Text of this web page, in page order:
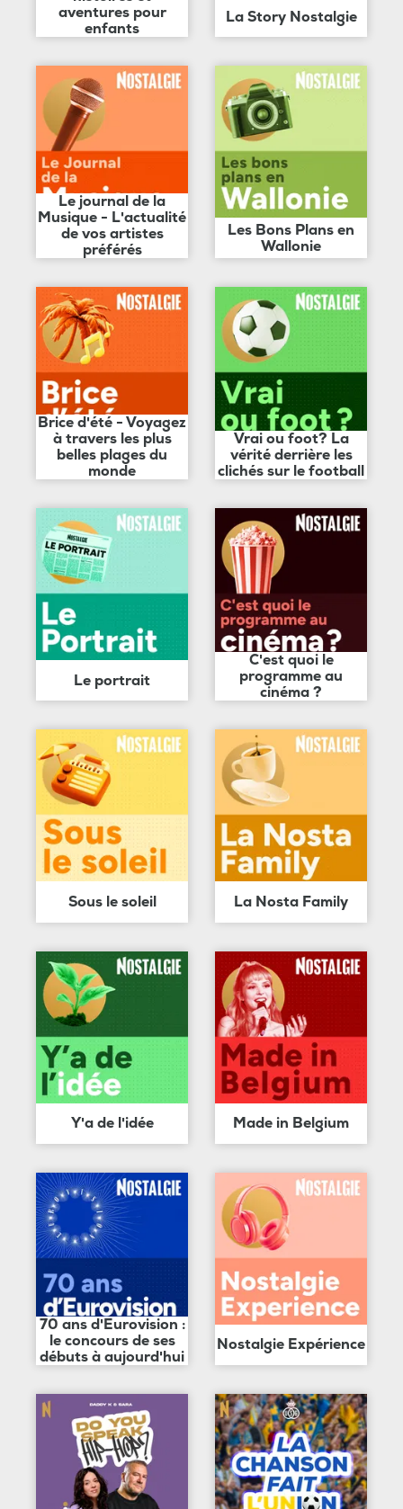
aventures pour
enfants
La Story Nostalgie
Le journal de la
Musique - L'actualité
de vos artistes
préférés
Les Bons Plans en
Wallonie
Brice d'été - Voyagez
à travers les plus
belles plages du
monde
Vrai ou foot? La
vérité derrière les
clichés sur le football
Le portrait
C'est quoi le
programme au
cinéma ?
Sous le soleil La Nosta Family
Y'a de l'idée Made in Belgium
70 ans d'Eurovision :
le concours de ses
débuts à aujourd'hui
Nostalgie Expérience